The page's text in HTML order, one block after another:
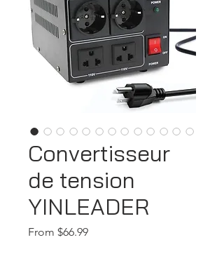
Convertisseur
de tension
YINLEADER
From $66.99Sale